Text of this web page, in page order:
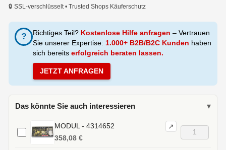
🔒 SSL-verschlüsselt • Trusted Shops Käuferschutz
? Richtiges Teil? Kostenlose Hilfe anfragen – Vertrauen
Sie unserer Expertise: 1.000+ B2B/B2C Kunden haben
sich bereits erfolgreich beraten lassen.
JETZT ANFRAGEN
Das könnte Sie auch interessieren ▾
MODUL - 4314652 ↗
358,08 €